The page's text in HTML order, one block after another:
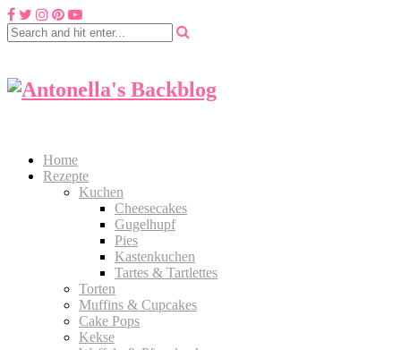
Home
Rezepte
Kuchen
Cheesecakes
Gugelhupf
Pies
Kastenkuchen
Tartes & Tartlettes
Torten
Muffins & Cupcakes
Cake Pops
Kekse